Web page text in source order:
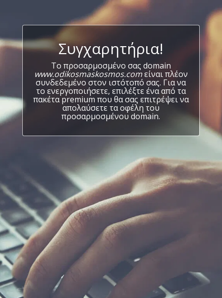
Συγχαρητήρια!
Το προσαρμοσμένο σας domain
www.odikosmaskosmos.comείναι πλέον
συνδεδεμένο στον ιστότοπό σας. Για να
το ενεργοποιήσετε, επιλέξτε ένα από τα
πακέτα premium που θα σας επιτρέψει να
απολαύσετε τα οφέλη του
προσαρμοσμένου domain.